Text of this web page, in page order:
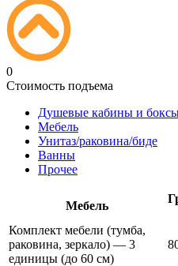
0
Стоимость подъема
Душевые кабины и
Мебель
Унитаз/раковина/биде
Ванны
Прочее
Мебель
Комплект мебели (тумба,
раковина, зеркало) — 3
единицы (до 60 см)